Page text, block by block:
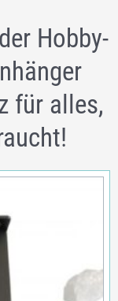
Hobby-
für alles,